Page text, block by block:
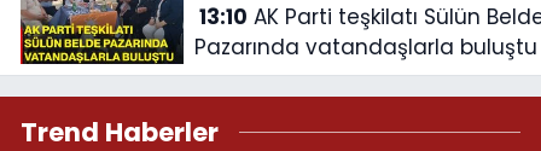
13:10
Pazarında vatandaşlarla buluştu
Trend Haberler